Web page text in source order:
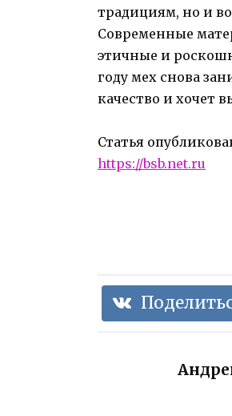
традициям, но и
Современные
этичные и
году мех снова
качество и хочет
Статья
https://bsb.net.ru